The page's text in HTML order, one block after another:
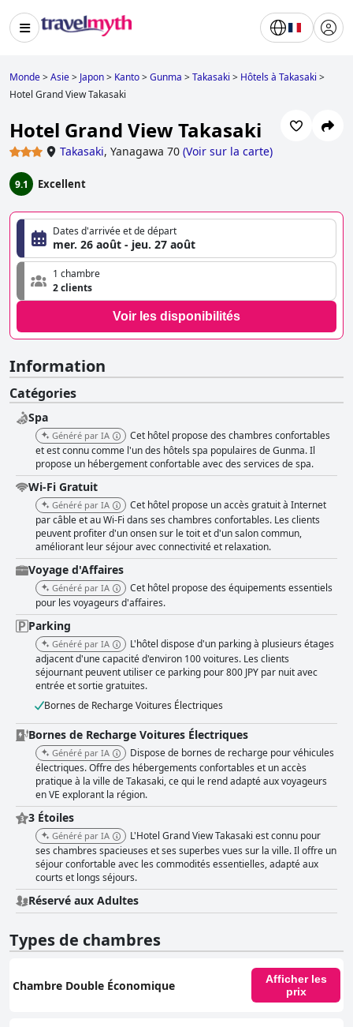
Monde>Asie> Japon> Kanto>Gunma >Takasaki > Hôtels à Takasaki >
Hotel Grand View Takasaki
Hotel Grand View Takasaki
Takasaki, Yanagawa 70 (Voir sur la carte)
9.1 Excellent
Dates d'arrivée et de départ
mer. 26 août - jeu. 27 août
1 chambre
2 clients
Voir les disponibilités
Information
Catégories
Spa
Généré par IA
Cet hôtel propose des chambres confortables
et est connu comme l'un des hôtels spa populaires de Gunma. Il
propose un hébergement confortable avec des services de spa.
Wi-Fi Gratuit
Généré par IA
Cet hôtel propose un accès gratuit à Internet
par câble et au Wi-Fi dans ses chambres confortables. Les clients
peuvent profiter d'un onsen sur le toit et d'un salon commun,
améliorant leur séjour avec connectivité et relaxation.
Voyage d'Affaires
Généré par IA
Cet hôtel propose des équipements essentiels
pour les voyageurs d'affaires.
Parking
Généré par IA
L'hôtel dispose d'un parking à plusieurs étages
adjacent d'une capacité d'environ 100 voitures. Les clients
séjournant peuvent utiliser ce parking pour 800 JPY par nuit avec
entrée et sortie gratuites.
Bornes de Recharge Voitures Électriques
Bornes de Recharge Voitures Électriques
Généré par IA
Dispose de bornes de recharge pour véhicules
électriques. Offre des hébergements confortables et un accès
pratique à la ville de Takasaki, ce qui le rend adapté aux voyageurs
en VE explorant la région.
3 Étoiles
Généré par IA
L'Hotel Grand View Takasaki est connu pour
ses chambres spacieuses et ses superbes vues sur la ville. Il offre un
séjour confortable avec les commodités essentielles, adapté aux
courts et longs séjours.
Réservé aux Adultes
Types de chambres
Chambre Double Économique
Afficher les
prix